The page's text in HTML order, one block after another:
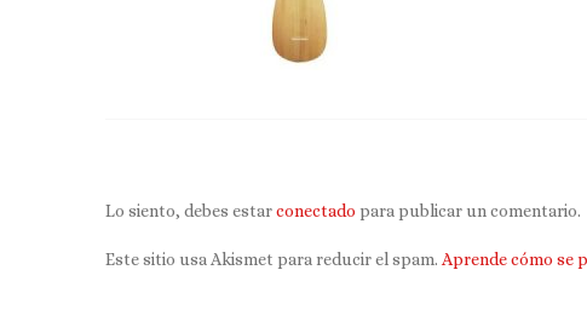
Lo siento, debes estarconectado para publicar un comentario.
Este sitio usa Akismet para reducir el spam. Aprende cómo se